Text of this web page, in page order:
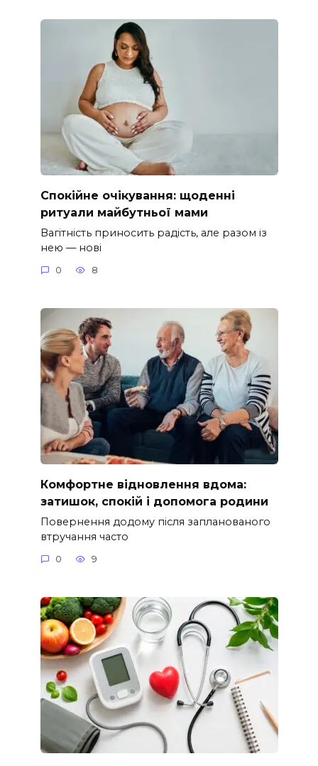
Спокійне очікування: щоденні
ритуали майбутньої мами
Вагітність приносить радість, але разом із
нею — нові
0 8
Комфортне відновлення вдома:
затишок, спокій і допомога родини
Повернення додому після запланованого
втручання часто
0 9